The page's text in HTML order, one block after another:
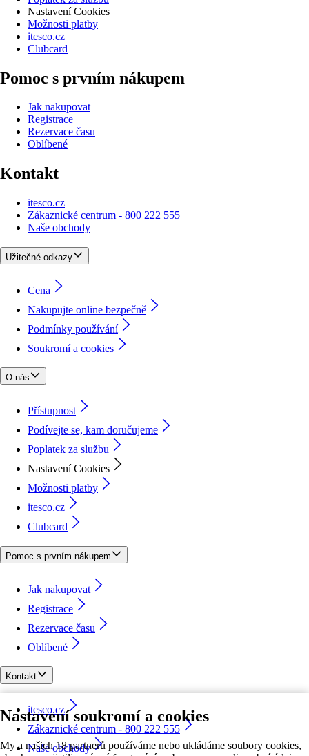
Nastavení soukromí a cookies
My a našich 18 partnerů používáme nebo ukládáme soubory cookies,
Nastavení Cookies
Možnosti platby
itesco.cz
Clubcard
Pomoc s prvním nákupem
Jak nakupovat
Registrace
Rezervace času
Oblíbené
Kontakt
itesco.cz
Zákaznické centrum - 800 222 555
Naše obchody
Užitečné odkazy
Cena
Nakupujte online bezpečně
Podmínky používání
Soukromí a cookies
O nás
Přístupnost
Podívejte se, kam doručujeme
Poplatek za službu
Nastavení Cookies
Možnosti platby
itesco.cz
Clubcard
Pomoc s prvním nákupem
Jak nakupovat
Registrace
Rezervace času
Oblíbené
Kontakt
itesco.cz
Zákaznické centrum - 800 222 555
Naše obchody